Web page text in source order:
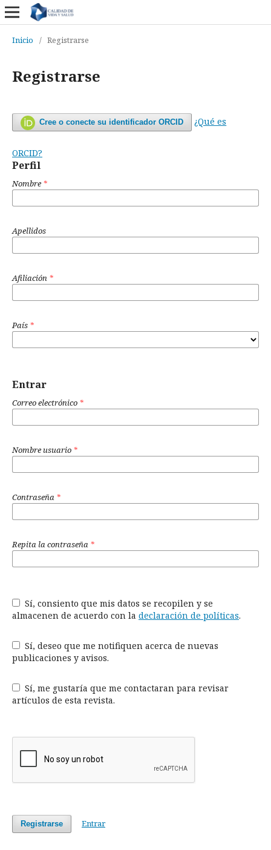
Inicio / Registrarse
Registrarse
Cree o conecte su identificador ORCID ¿Qué es
ORCID?
Perfil
Nombre *
Apellidos
Afiliación *
País *
Entrar
Correo electrónico *
Nombre usuario *
Contraseña *
Repita la contraseña *
almacenen de acuerdo con la declaración de políticas.
publicaciones y avisos.
artículos de esta revista.
Registrarse Entrar